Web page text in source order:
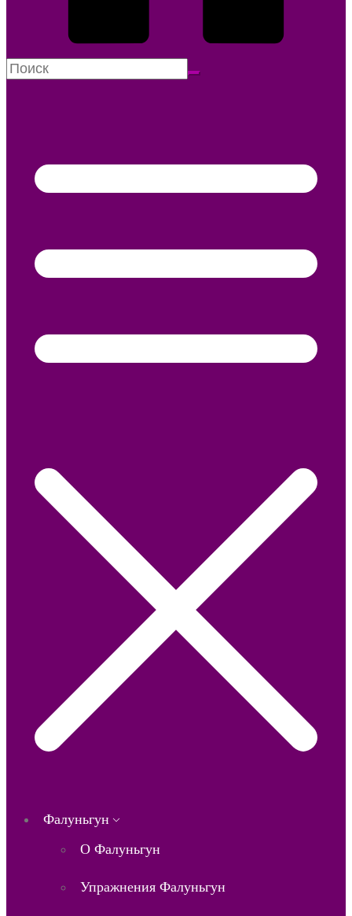
Фалуньгун
О Фалуньгун
Упражнения Фалуньгун